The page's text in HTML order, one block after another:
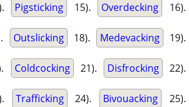
Pigsticking 15). Overdecking 16).
Outslicking 18). Medevacking 19).
Coldcocking 21). Disfrocking 22).
Trafficking 24). Bivouacking 25).